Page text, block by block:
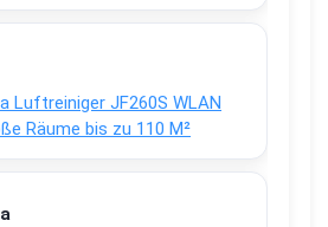
Luftreiniger JF260S WLAN
Räume bis zu 110 M²